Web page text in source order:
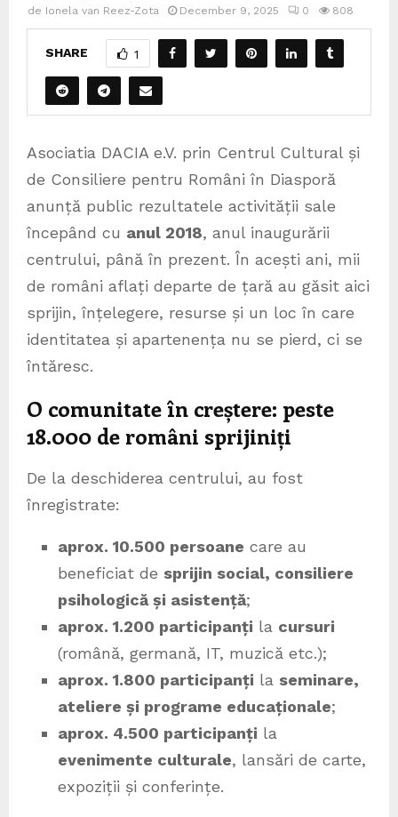
de Ionela van Reez-Zota December 9, 2025 0 808
SHARE 1
Asociatia DACIA e.V. prin Centrul Cultural și
de Consiliere pentru Români în Diasporă
anunță public rezultatele activității sale
începând cu anul 2018, anul inaugurării
centrului, până în prezent. În acești ani, mii
de români aflați departe de țară au găsit aici
sprijin, înțelegere, resurse și un loc în care
identitatea și apartenența nu se pierd, ci se
întăresc.
O comunitate în creștere: peste
18.000 de români sprijiniți
De la deschiderea centrului, au fost
înregistrate:
aprox. 10.500 persoane care au
beneficiat de sprijin social, consiliere
psihologică și asistență;
aprox. 1.200 participanți la cursuri
(română, germană, IT, muzică etc.);
aprox. 1.800 participanți la seminare,
ateliere și programe educaționale;
aprox. 4.500 participanți la
evenimente culturale, lansări de carte,
expoziții și conferințe.